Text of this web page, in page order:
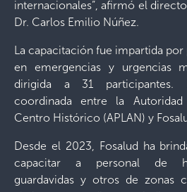
internacionales”, afirmó el
Dr. Carlos Emilio Núñez.
La capacitación fue impartida
en emergencias y urgencias
dirigida a 31 participantes.
coordinada entre la
Centro Histórico (APLAN) y
Desde el 2023, Fosalud ha
capacitar a personal de
guardavidas y otros de zonas